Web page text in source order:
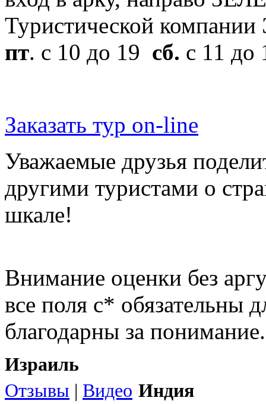
Туристической
пт. с 10 до 19 сб. с 11 до
Заказать тур on-line
Уважаемые друзья
другими туристами о
шкале!
Внимание оценки без
все поля с* обязательны
благодарны за понимание.
Израиль
Отзывы | Видео Индия